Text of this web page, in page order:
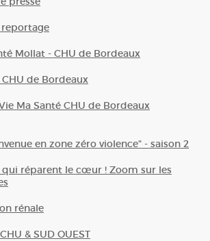
Mollat - CHU de Bordeaux
de Bordeaux
Ma Santé CHU de Bordeaux
en zone zéro violence" - saison 2
qui réparent le cœur ! Zoom sur les
rénale
& SUD OUEST